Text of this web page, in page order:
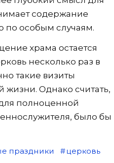
содержание
по особым случаям.
храма остается
несколько раз в
такие визиты
жизни. Однако считать,
полноценной
было бы
праздники церковь